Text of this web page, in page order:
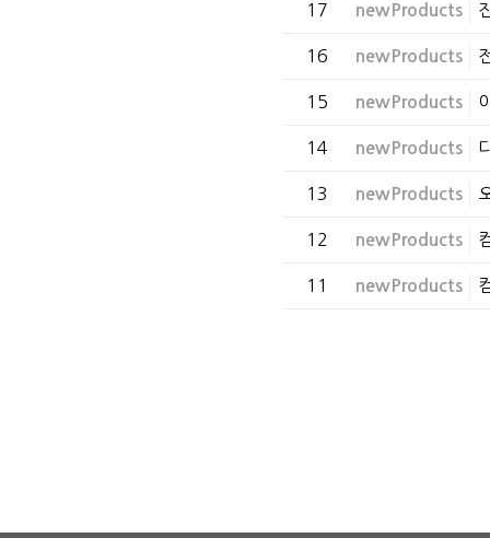
17 newProducts
16 newProducts
15 newProducts
14 newProducts
13 newProducts
12 newProducts
11 newProducts